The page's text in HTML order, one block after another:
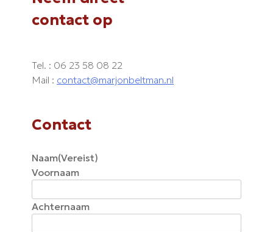
contact op
Tel. : 06 23 58 08 22
Mail : contact@marjonbeltman.nl
Contact
Naam(Vereist)
Voornaam
Achternaam